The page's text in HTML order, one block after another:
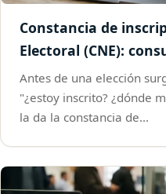
Constancia de
Electoral (CNE):
Antes de una elección
"¿estoy inscrito? ¿dónde
la da la constancia de…